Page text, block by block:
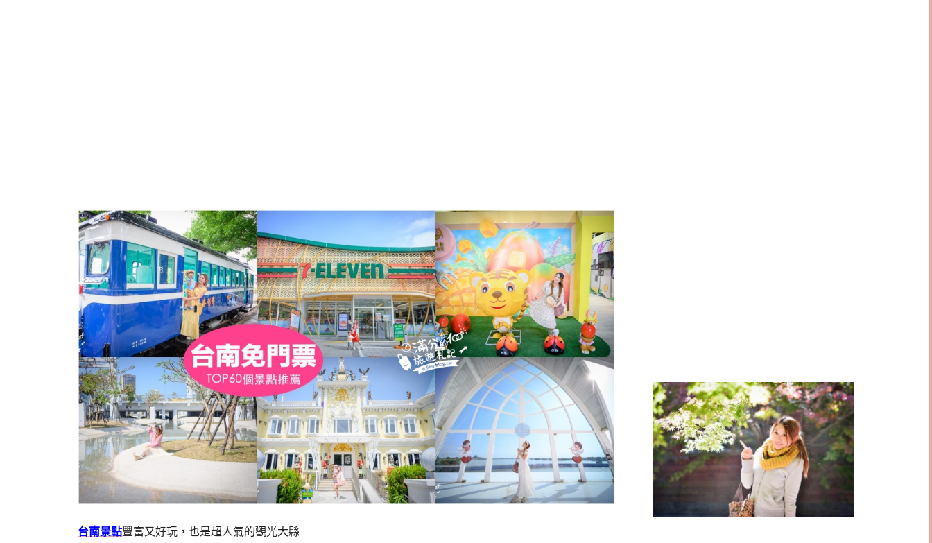
台南景點豐富又好玩，也是超人氣的觀光大縣